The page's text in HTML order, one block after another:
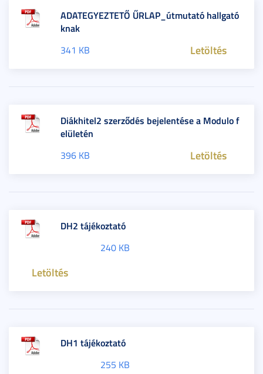
ADATEGYEZTETŐ ŰRLAP_útmutató hallgató
knak
341 KB Letöltés
Diákhitel2 szerződés bejelentése a Modulo f
elületén
396 KB Letöltés
DH2 tájékoztató
240 KB
Letöltés
DH1 tájékoztató
255 KB